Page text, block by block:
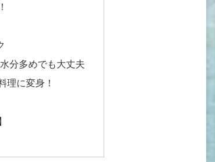
分多めでも大丈夫
理に変身！